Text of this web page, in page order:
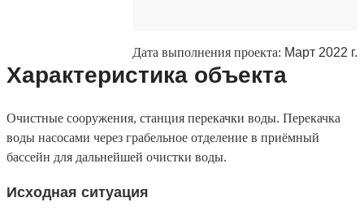
Дата выполнения проекта: Март 2022 г.
Характеристика объекта
Очистные сооружения, станция перекачки воды. Перекачка
воды насосами через грабельное отделение в приёмный
бассейн для дальнейшей очистки воды.
Исходная ситуация